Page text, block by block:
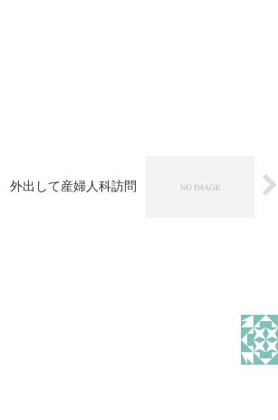
外出して産婦人科訪問